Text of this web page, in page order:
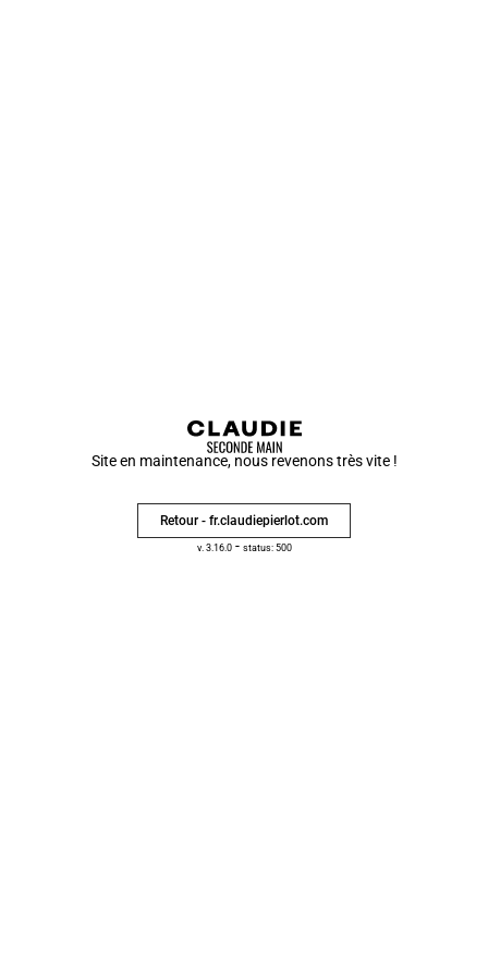
Site en maintenance, nous revenons très vite !
Retour - fr.claudiepierlot.com
v. 3.16.0- status: 500